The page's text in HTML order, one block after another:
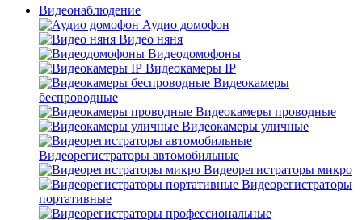
Видеонаблюдение
Аудио домофон
Видео няня
Видеодомофоны
Видеокамеры IP
Видеокамеры
беспроводные
Видеокамеры проводные
Видеокамеры уличные
Видеорегистраторы автомобильные
Видеорегистраторы микро
Видеорегистраторы
портативные